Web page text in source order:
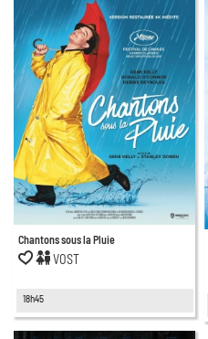
Chantons sous la Pluie
VOST
18h45